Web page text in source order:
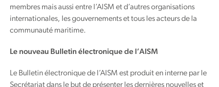
membres mais aussi entre l’AISM et d’autres organisations
internationales, les gouvernements et tous les acteurs de la
communauté maritime.
Le nouveau Bulletin électronique de l’AISM
Le Bulletin électronique de l’AISM est produit en interne par le
Secrétariat dans le but de présenter les dernières nouvelles et